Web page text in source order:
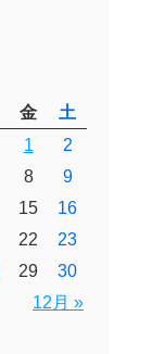
金 土
12月 »
1
2
8
9
15
16
22
23
29 30